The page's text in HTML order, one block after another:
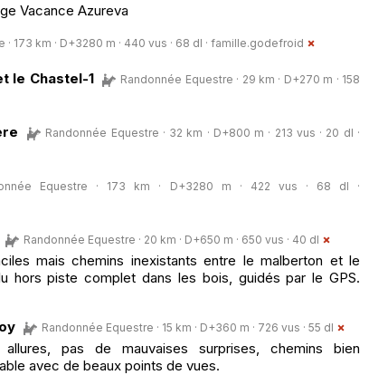
Vacance Azureva
173 km · D+3280 m · 440 vus · 68 dl · famille.godefroid
le Chastel-1
Randonnée Equestre · 29 km · D+270 m · 158
Randonnée Equestre · 32 km · D+800 m · 213 vus · 20 dl ·
Equestre · 173 km · D+3280 m · 422 vus · 68 dl ·
Randonnée Equestre · 20 km · D+650 m · 650 vus · 40 dl
mais chemins inexistants entre le malberton et le
hors piste complet dans les bois, guidés par le GPS.
Randonnée Equestre · 15 km · D+360 m · 726 vus · 55 dl
pas de mauvaises surprises, chemins bien
avec de beaux points de vues.